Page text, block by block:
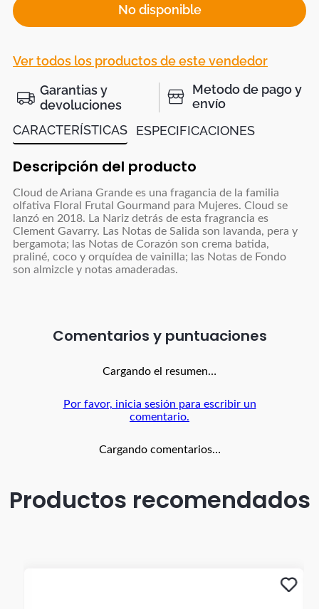
No disponible
Ver todos los productos de este vendedor
Garantias y
devoluciones
Metodo de pago y
envío
CARACTERÍSTICAS
ESPECIFICACIONES
Descripción del producto
Cloud de Ariana Grande es una fragancia de la familia
olfativa Floral Frutal Gourmand para Mujeres. Cloud se
lanzó en 2018. La Nariz detrás de esta fragrancia es
Clement Gavarry. Las Notas de Salida son lavanda, pera y
bergamota; las Notas de Corazón son crema batida,
praliné, coco y orquídea de vainilla; las Notas de Fondo
son almizcle y notas amaderadas.
Comentarios
Cargando el resumen…
Por favor, inicia sesión para escribir un
comentario.
Cargando comentarios…
Productos recomendados